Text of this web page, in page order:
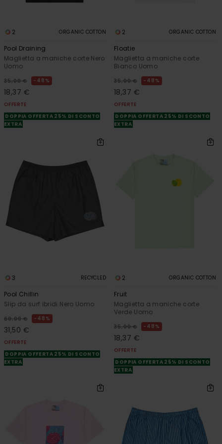
2 ORGANIC COTTON
Pool Draining
Maglietta a maniche corte Nero
Uomo
35,00 € 48%
18,37 €
OFFERTE
DOPPIA OFFERTA 25% DI SCONTO
EXTRA
2 ORGANIC COTTON
Floatie
Maglietta a maniche corte
Bianco Uomo
35,00 € 48%
18,37 €
OFFERTE
DOPPIA OFFERTA 25% DI SCONTO
EXTRA
3 RECYCLED
Pool Chillin
Slip da surf ibridi Nero Uomo
60,00 € 48%
31,50 €
OFFERTE
DOPPIA OFFERTA 25% DI SCONTO
EXTRA
2 ORGANIC COTTON
Fruit
Maglietta a maniche corte
Verde Uomo
35,00 € 48%
18,37 €
OFFERTE
DOPPIA OFFERTA 25% DI SCONTO
EXTRA